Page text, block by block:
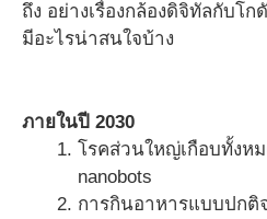
ถึง อย่างเรื่องกล้องดิจิทัลกับโ
มีอะไรน่าสนใจบ้าง
ภายในปี 2030
โรคส่วนใหญ่เกือบทั้งห
nanobots
การกินอาหารแบบปกติ